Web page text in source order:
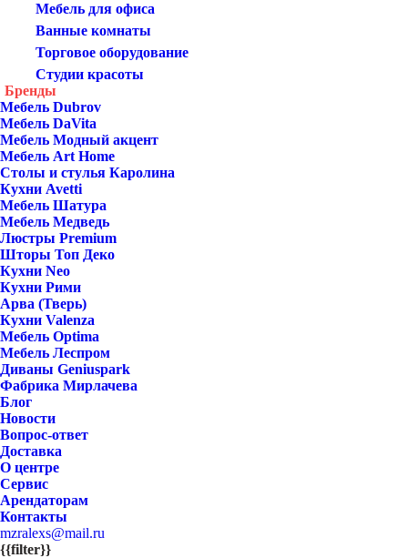
Мебель для офиса
Ванные комнаты
Торговое оборудование
Студии красоты
Бренды
Мебель Dubrov
Мебель DaVita
Мебель Модный акцент
Мебель Art Home
Столы и стулья Каролина
Кухни Avetti
Мебель Шатура
Мебель Медведь
Люстры Premium
Шторы Топ Деко
Кухни Neo
Кухни Рими
Арва (Тверь)
Кухни Valenza
Мебель Optima
Мебель Леспром
Диваны Geniuspark
Фабрика Мирлачева
Блог
Новости
Вопрос-ответ
Доставка
О центре
Сервис
Арендаторам
Контакты
mzralexs@mail.ru
{{filter}}